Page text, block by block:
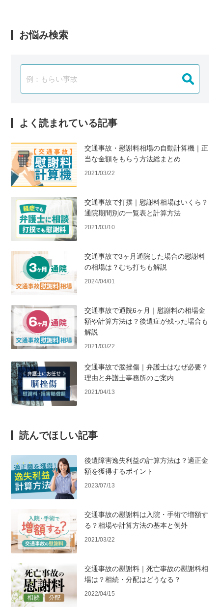
お悩み検索
よく読まれている記事
交通事故・慰謝料相場の自動計算機｜正
当な金額をもらう方法総まとめ
2021/03/22
交通事故で打撲｜慰謝料相場はいくら？
通院期間別の一覧表と計算方法
2021/03/10
交通事故で3ヶ月通院した場合の慰謝料
の相場は？むち打ちも解説
2024/04/01
交通事故で通院6ヶ月｜慰謝料の相場金
額や計算方法は？後遺症が残った場合も
解説
2021/03/22
交通事故で脳挫傷｜弁護士はなぜ必要？
理由と弁護士事務所のご案内
2021/04/13
読んでほしい記事
後遺障害逸失利益の計算方法は？適正金
額を獲得するポイント
2023/07/13
交通事故の慰謝料は入院・手術で増額す
る？相場や計算方法の基本と例外
2021/03/22
交通事故の慰謝料｜死亡事故の慰謝料相
場は？相続・分配はどうなる？
2022/04/15